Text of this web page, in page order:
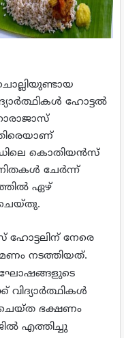
ഹോട്ടല്‍
കൊതിയന്‍സ്
ചേര്‍ന്ന്
ഏഴ്
ചെയ്തു.
നേരെ
നടത്തിയത്.
വിദ്യാര്‍ത്ഥികള്‍
ഭക്ഷണം
എത്തിച്ചു